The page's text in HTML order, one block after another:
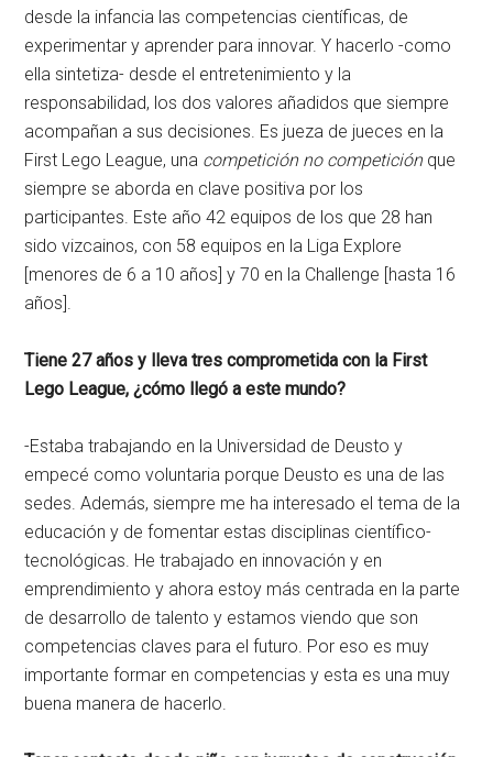
desde la infancia las competencias científicas, de
experimentar y aprender para innovar. Y hacerlo -como
ella sintetiza- desde el entretenimiento y la
responsabilidad, los dos valores añadidos que siempre
acompañan a sus decisiones. Es jueza de jueces en la
First Lego League, una competición no competiciónque
siempre se aborda en clave positiva por los
participantes. Este año 42 equipos de los que 28 han
sido vizcainos, con 58 equipos en la Liga Explore
[menores de 6 a 10 años] y 70 en la Challenge [hasta 16
años].
Tiene 27 años y lleva tres comprometida con la First
Lego League, ¿cómo llegó a este mundo?
-Estaba trabajando en la Universidad de Deusto y
empecé como voluntaria porque Deusto es una de las
sedes. Además, siempre me ha interesado el tema de la
educación y de fomentar estas disciplinas científico-
tecnológicas. He trabajado en innovación y en
emprendimiento y ahora estoy más centrada en la parte
de desarrollo de talento y estamos viendo que son
competencias claves para el futuro. Por eso es muy
importante formar en competencias y esta es una muy
buena manera de hacerlo.